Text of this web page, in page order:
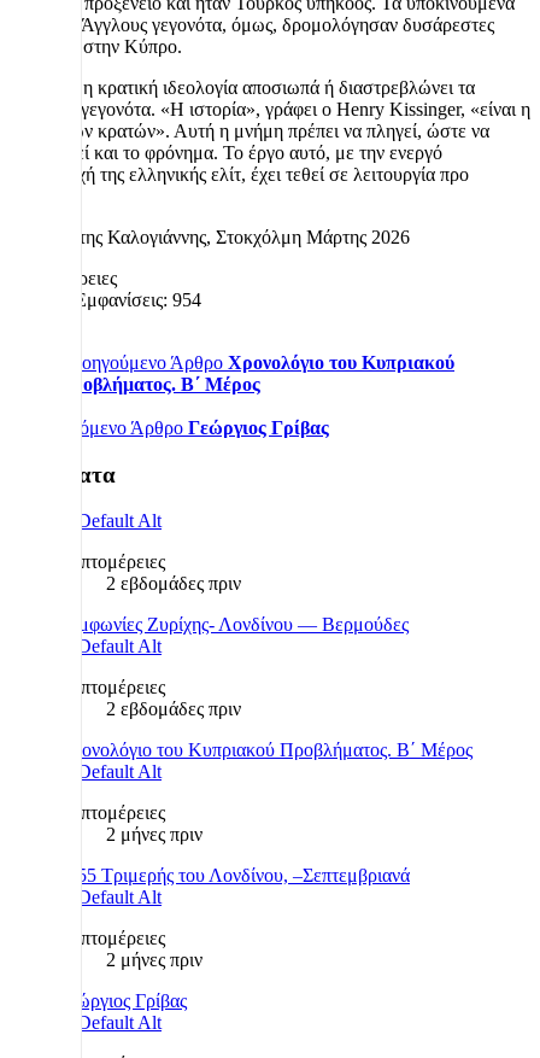
από τους Άγγλους γεγονότα, όμως, δρομολόγησαν δυσάρεστες
εξελίξεις στην Κύπρο.
Η επίσημη κρατική ιδεολογία αποσιωπά ή διαστρεβλώνει τα
ιστορικά γεγονότα. «Η ιστορία», γράφει ο Henry Kissinger, «είναι η
μνήμη των κρατών». Αυτή η μνήμη πρέπει να πληγεί, ώστε να
αλλοιωθεί και το φρόνημα. Το έργο αυτό, με την ενεργό
συμμετοχή της ελληνικής ελίτ, έχει τεθεί σε λειτουργία προ
Παναγιώτης Καλογιάννης, Στοκχόλμη Μάρτης 2026
Λεπτομέρειες
Εμφανίσεις: 954
Προηγούμενο Άρθρο Χρονολόγιο του Κυπριακού
Προβλήματος. Β΄ Μέρος
Επόμενο Άρθρο Γεώργιος Γρίβας
Πρόσφατα
Λεπτομέρειες
2 εβδομάδες πριν
Συμφωνίες Ζυρίχης- Λονδίνου — Βερμούδες
Λεπτομέρειες
2 εβδομάδες πριν
Χρονολόγιο του Κυπριακού Προβλήματος. Β΄ Μέρος
Λεπτομέρειες
2 μήνες πριν
1955 Τριμερής του Λονδίνου, –Σεπτεμβριανά
Λεπτομέρειες
2 μήνες πριν
Γεώργιος Γρίβας